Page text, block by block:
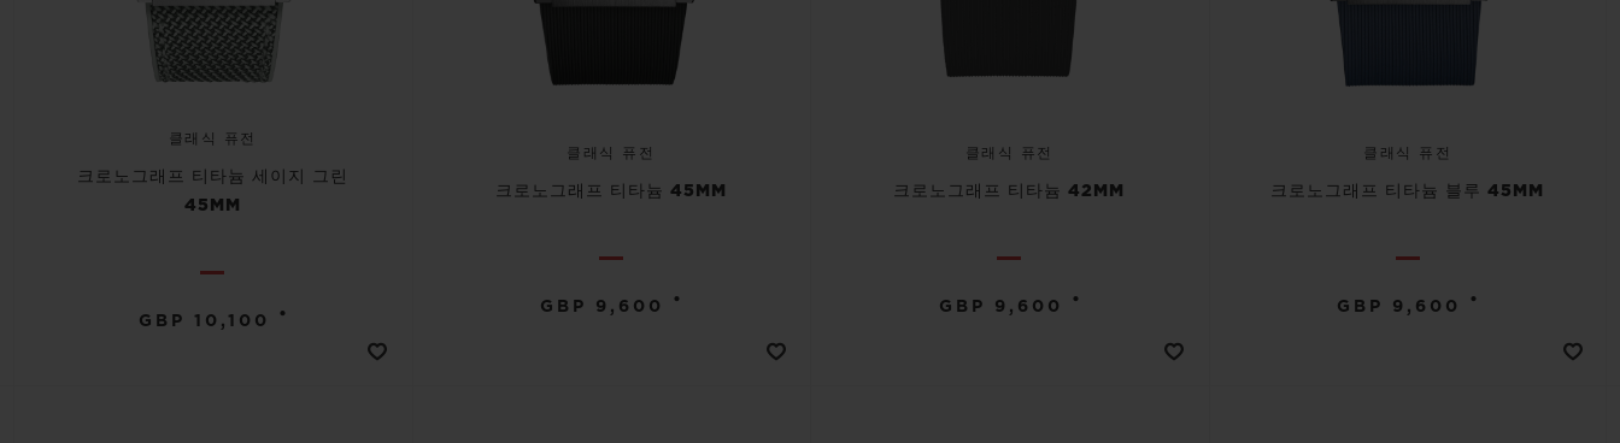
클래식 퓨전
크로노그래프 티타늄 세이지 그린
45MM
GBP 10,100 •
클래식 퓨전
크로노그래프 티타늄 45MM
GBP 9,600 •
클래식 퓨전
크로노그래프 티타늄 42MM
GBP 9,600 •
클래식 퓨전
크로노그래프 티타늄 블루 45MM
GBP 9,600 •